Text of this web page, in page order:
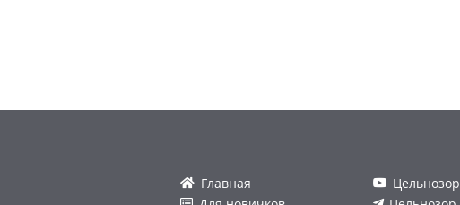
Главная
Цельнозор